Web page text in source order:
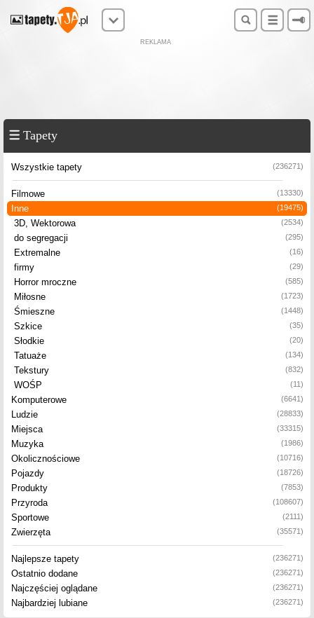
REKLAMA
Tapety
Wszystkie tapety (236271)
Filmowe (13330)
Inne (19475)
3D, Wektorowa (2534)
do segregacji (295)
Extremalne (16)
firmy (29)
Horror mroczne (585)
Miłosne (1723)
Śmieszne (1448)
Szkice (35)
Słodkie (20)
Tatuaże (134)
Tekstury (832)
WOŚP (11)
Komputerowe (6641)
Ludzie (28833)
Miejsca (33315)
Muzyka (1986)
Okolicznościowe (10716)
Pojazdy (18726)
Produkty (7853)
Przyroda (108607)
Sportowe (2111)
Zwierzęta (35571)
Najlepsze tapety (236271)
Ostatnio dodane (236271)
Najczęściej oglądane (236271)
Najbardziej lubiane (236271)